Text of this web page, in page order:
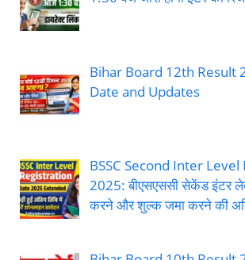
Bihar Board 12th Result
Date and Updates
BSSC Second Inter
2025: बीएसएससी सेकेंड इंटर
करने और शुल्क जमा करने की